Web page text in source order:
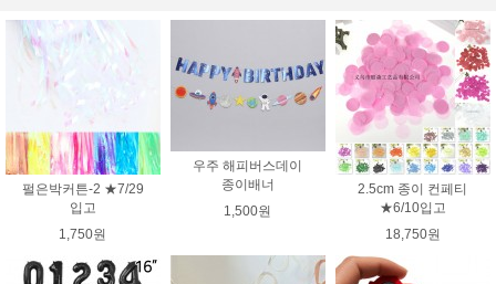
펄은박커튼-2 ★7/29
입고
1,750원
우주 해피버스데이
종이배너
1,500원
2.5cm 종이 컨페티
★6/10입고
18,750원